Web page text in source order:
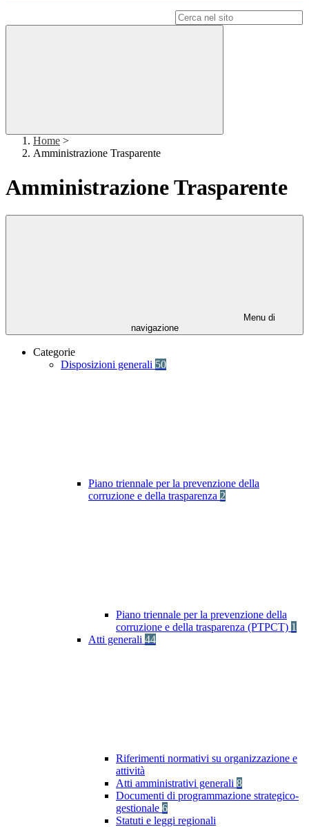
Home >
Amministrazione Trasparente
Amministrazione Trasparente
Menu di
navigazione
Categorie
Disposizioni generali 50
Piano triennale per la prevenzione della
corruzione e della trasparenza 2
Piano triennale per la prevenzione della
corruzione e della trasparenza (PTPCT) 1
Atti generali 44
Riferimenti normativi su organizzazione e
attività
Atti amministrativi generali 8
Documenti di programmazione strategico-
gestionale 6
Statuti e leggi regionali